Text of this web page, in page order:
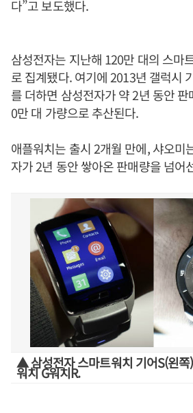
다”고 보도했다.
삼성전자는 지난해 120만 대의 스마
로 집계됐다. 여기에 2013년 갤럭시
를 더하면 삼성전자가 약 2년 동안
0만 대 가량으로 추산된다.
애플워치는 출시 2개월 만에, 샤오미
자가 2년 동안 쌓아온 판매량을 넘어
▲ 삼성전자 스마트워치 기어S(왼쪽
워치 G워치R.